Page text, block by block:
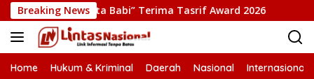
Langsung
ke
konten
Breaking News
“Pesta Babi” Terima Tasrif Award 2026
Home Hukum & Kriminal Daerah Nasional Internasional